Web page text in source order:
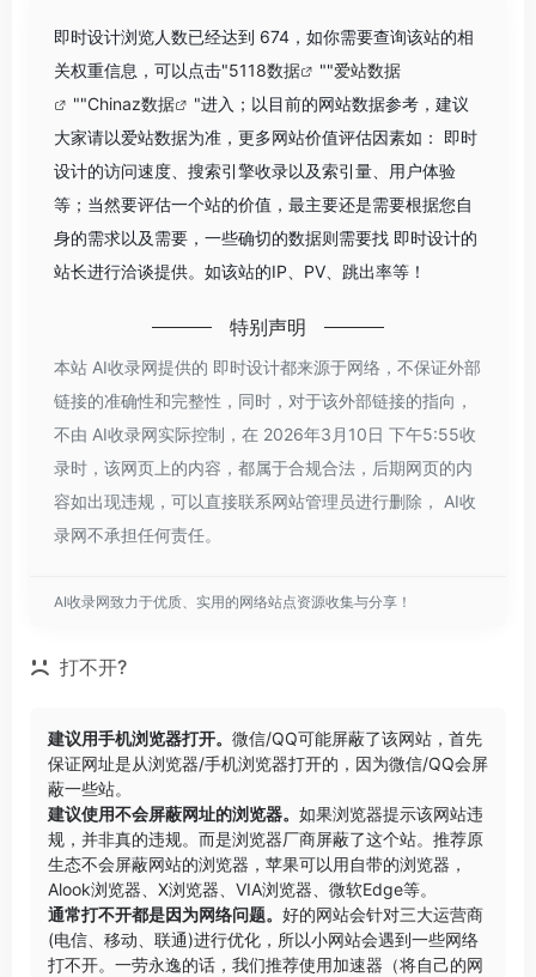
即时设计浏览人数已经达到 674，如你需要查询该站的相
关权重信息，可以点击"5118数据 ""爱站数据
""Chinaz数据
"进入；以目前的网站数据参考，建议
大家请以爱站数据为准，更多网站价值评估因素如： 即时
设计的访问速度、搜索引擎收录以及索引量、用户体验
等；当然要评估一个站的价值，最主要还是需要根据您自
身的需求以及需要，一些确切的数据则需要找 即时设计的
站长进行洽谈提供。如该站的IP、PV、跳出率等！
特别声明
本站 AI收录网提供的 即时设计都来源于网络，不保证外部
链接的准确性和完整性，同时，对于该外部链接的指向，
不由 AI收录网实际控制，在 2026年3月10日 下午5:55收
录时，该网页上的内容，都属于合规合法，后期网页的内
容如出现违规，可以直接联系网站管理员进行删除， AI收
录网不承担任何责任。
AI收录网致力于优质、实用的网络站点资源收集与分享！
打不开?
建议用手机浏览器打开。 微信/QQ可能屏蔽了该网站，首先
保证网址是从浏览器/手机浏览器打开的，因为微信/QQ会屏
蔽一些站。
建议使用不会屏蔽网址的浏览器。 如果浏览器提示该网站违
规，并非真的违规。而是浏览器厂商屏蔽了这个站。推荐原
生态不会屏蔽网站的浏览器，苹果可以用自带的浏览器，
Alook浏览器
X浏览器 VIA浏览器 微软Edge等。
通常打不开都是因为网络问题。 好的网站会针对三大运营商
(电信、移动、联通)进行优化，所以小网站会遇到一些网络
打不开。一劳永逸的话，我们推荐使用加速器（将自己的网